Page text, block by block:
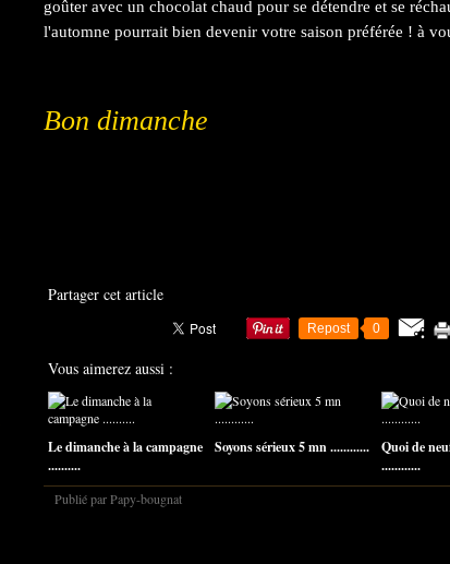
goûter avec un chocolat chaud pour se détendre et se
l'automne pourrait bien devenir votre saison préférée ! à
Bon dimanche
Partager cet article
Repost 0
Vous aimerez aussi :
Le dimanche à la campagne
..........
Soyons sérieux 5 mn ............
Quoi de
............
Publié par Papy-bougnat